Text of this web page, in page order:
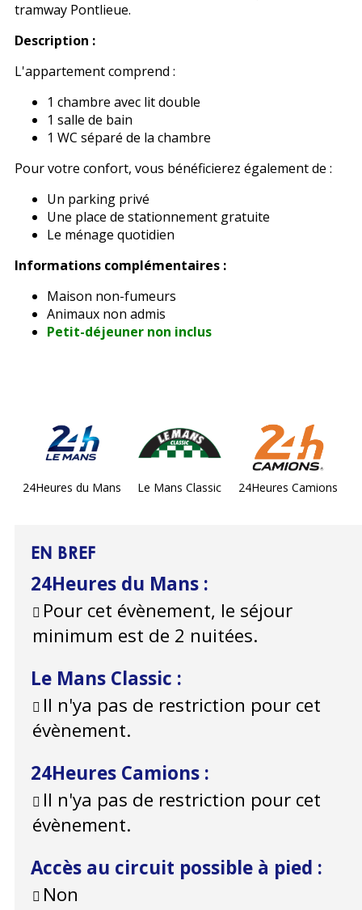
tramway Pontlieue.
Description :
L'appartement comprend :
1 chambre avec lit double
1 salle de bain
1 WC séparé de la chambre
Pour votre confort, vous bénéficierez également de :
Un parking privé
Une place de stationnement gratuite
Le ménage quotidien
Informations complémentaires :
Maison non-fumeurs
Animaux non admis
Petit-déjeuner non inclus
24Heures du Mans Le Mans Classic 24Heures Camions
EN BREF
24Heures du Mans :
Pour cet évènement, le séjour
minimum est de 2 nuitées.
Le Mans Classic :
Il n'ya pas de restriction pour cet
évènement.
24Heures Camions :
Il n'ya pas de restriction pour cet
évènement.
Accès au circuit possible à pied :
Non